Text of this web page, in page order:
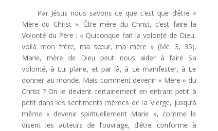
Par Jésus nous savons ce que c’est que d’être «
Mère du Christ ». Être mère du Christ, c’est faire la
Volonté du Père : « Quiconque fait la volonté de Dieu,
voilà mon frère, ma sœur, ma mère » (Mc. 3, 35).
Marie, mère de Dieu peut nous aider à faire Sa
volonté, à Lui plaire, et par là, à Le manifester, à Le
donner au monde. Mais comment devenir « Mère » du
Christ ? On le devient certainement en entrant petit à
petit dans les sentiments mêmes de la Vierge, jusqu’à
même « devenir spirituellement Marie », comme le
disent les auteurs de l’ouvrage, d’être conforme à